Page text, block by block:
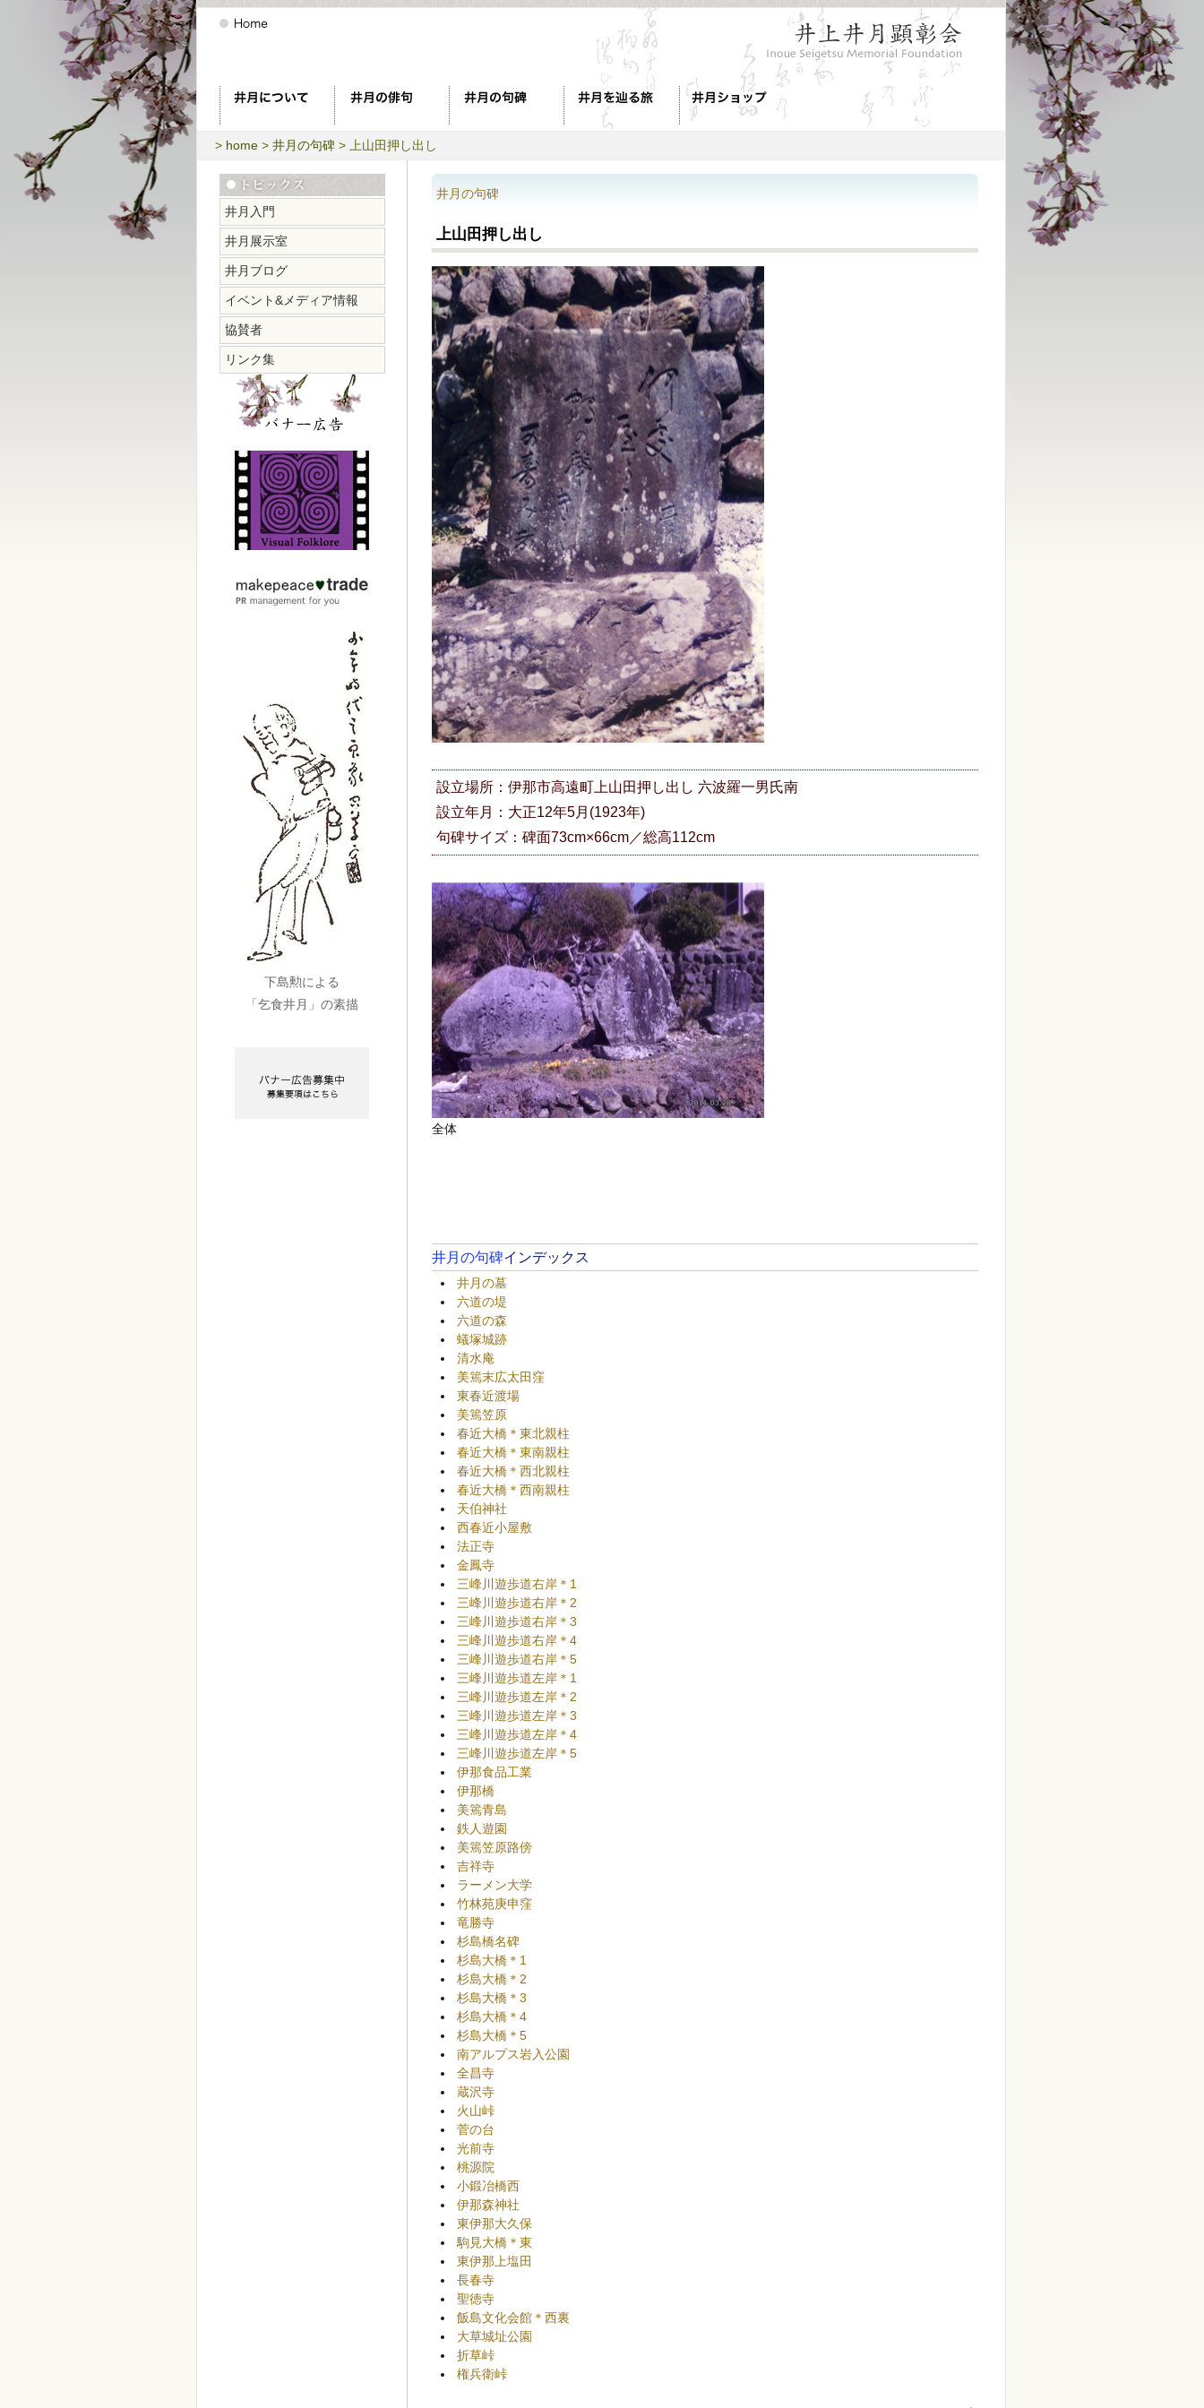
> home> 井月の句碑> 上山田押し出し
井月の句碑
上山田押し出し
設立場所：伊那市高遠町上山田押し出し 六波羅一男氏南
設立年月：大正12年5月(1923年)
句碑サイズ：碑面73cm×66cm／総高112cm
全体
井月の句碑インデックス
井月の墓
六道の堤
六道の森
蟻塚城跡
清水庵
美篶末広太田窪
東春近渡場
美篶笠原
春近大橋＊東北親柱
春近大橋＊東南親柱
春近大橋＊西北親柱
春近大橋＊西南親柱
天伯神社
西春近小屋敷
法正寺
金鳳寺
三峰川遊歩道右岸＊1
三峰川遊歩道右岸＊2
三峰川遊歩道右岸＊3
三峰川遊歩道右岸＊4
三峰川遊歩道右岸＊5
三峰川遊歩道左岸＊1
三峰川遊歩道左岸＊2
三峰川遊歩道左岸＊3
三峰川遊歩道左岸＊4
三峰川遊歩道左岸＊5
伊那食品工業
伊那橋
美篶青島
鉄人遊園
美篶笠原路傍
吉祥寺
ラーメン大学
竹林苑庚申窪
竜勝寺
杉島橋名碑
杉島大橋＊1
杉島大橋＊2
杉島大橋＊3
杉島大橋＊4
杉島大橋＊5
南アルプス岩入公園
全昌寺
蔵沢寺
火山峠
菅の台
光前寺
桃源院
小鍛冶橋西
伊那森神社
東伊那大久保
駒見大橋＊東
東伊那上塩田
長春寺
聖徳寺
飯島文化会館＊西裏
大草城址公園
折草峠
権兵衛峠
井月入門
井月展示室
井月ブログ
イベント&メディア情報
協賛者
リンク集
下島勲による
「乞食井月」の素描